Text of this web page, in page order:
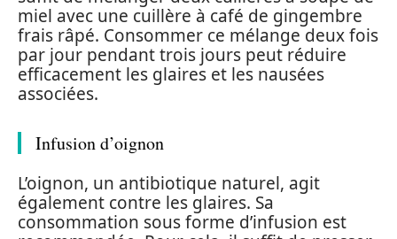
miel avec une cuillère à café de gingembre
frais râpé. Consommer ce mélange deux fois
par jour pendant trois jours peut réduire
efficacement les glaires et les nausées
associées.
Infusion d’oignon
L’oignon, un antibiotique naturel, agit
également contre les glaires. Sa
consommation sous forme d’infusion est